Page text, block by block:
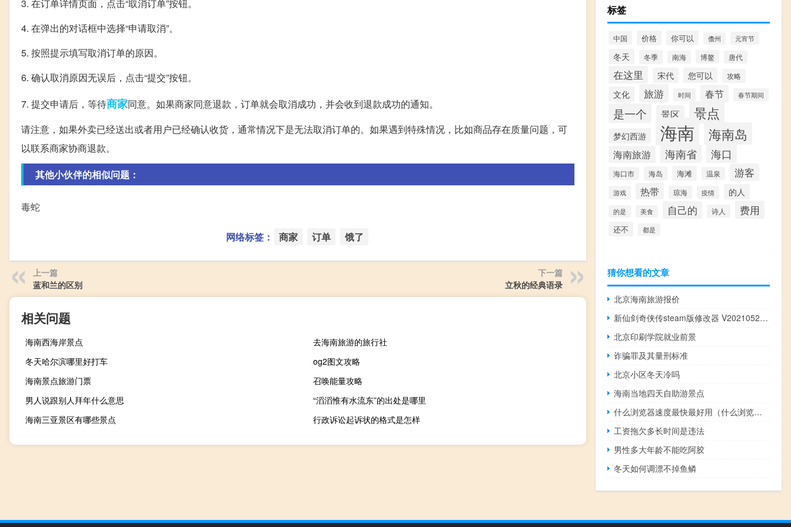
3. 在订单详情页面，点击“取消订单”按钮。
4. 在弹出的对话框中选择“申请取消”。
5. 按照提示填写取消订单的原因。
6. 确认取消原因无误后，点击“提交”按钮。
7. 提交申请后，等待商家同意。如果商家同意退款，订单就会取消成功，并会收到退款成功的通知。
请注意，如果外卖已经送出或者用户已经确认收货，通常情况下是无法取消订单的。如果遇到特殊情况，比如商品存在质量问题，可
以联系商家协商退款。
其他小伙伴的相似问题：
毒蛇
网络标签： 商家 订单 饿了
上一篇
蓝和兰的区别
下一篇
立秋的经典语录
相关问题
海南西海岸景点
去海南旅游的旅行社
冬天哈尔滨哪里好打车
og2图文攻略
海南景点旅游门票
召唤能量攻略
男人说跟别人拜年什么意思
“滔滔惟有水流东”的出处是哪里
海南三亚景区有哪些景点
行政诉讼起诉状的格式是怎样
标签
中国 价格 你可以 儋州 元宵节
冬天 冬季 南海 博鳌 唐代
在这里 宋代 您可以 攻略
文化 旅游 时间 春节 春节期间
是一个 景区 景点
梦幻西游 海南 海南岛
海南旅游 海南省 海口
海口市 海岛 海滩 温泉 游客
游戏 热带 琼海 疫情 的人
的是 美食 自己的 诗人 费用
还不 都是
猜你想看的文章
北京海南旅游报价
新仙剑奇侠传steam版修改器 V20210529 最新免费版（新仙剑奇侠传steam版修改器 V20210529 最新免费版功能简介）
北京印刷学院就业前景
诈骗罪及其量刑标准
北京小区冬天冷吗
海南当地四天自助游景点
什么浏览器速度最快最好用（什么浏览器速度最快）
工资拖欠多长时间是违法
男性多大年龄不能吃阿胶
冬天如何调漂不掉鱼鳞